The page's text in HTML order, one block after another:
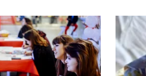
przewijane w poziomie. Użyj